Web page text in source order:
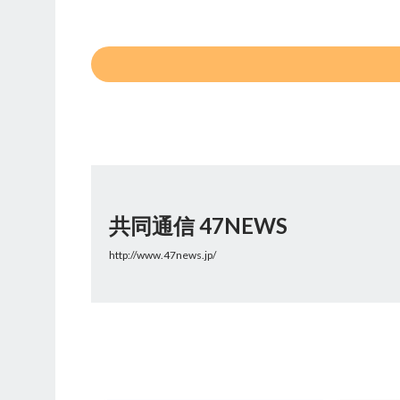
共同通信 47NEWS
http://www.47news.jp/